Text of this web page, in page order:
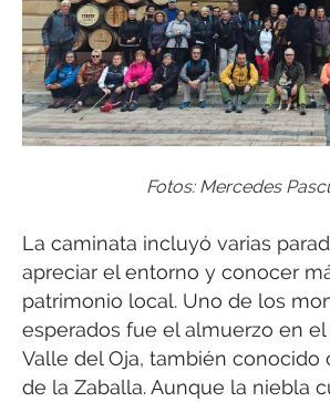
Fotos: Mercedes
La caminata incluyó varias
apreciar el entorno y conocer
patrimonio local. Uno de los
esperados fue el almuerzo en
Valle del Oja, también conocido
de la Zaballa. Aunque la niebla